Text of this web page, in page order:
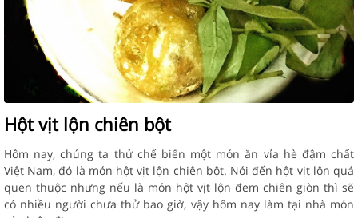
Hột vịt lộn chiên bột
Hôm nay, chúng ta thử chế biến một món ăn vỉa hè đậm chất
Việt Nam, đó là món hột vịt lộn chiên bột. Nói đến hột vịt lộn quá
quen thuộc nhưng nếu là món hột vịt lộn đem chiên giòn thì sẽ
có nhiều người chưa thử bao giờ, vậy hôm nay làm tại nhà món